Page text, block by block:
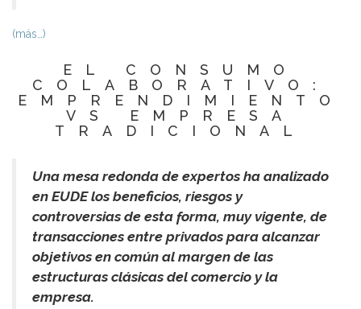
(más…)
EL CONSUMO
COLABORATIVO:
EMPRENDIMIENTO
VS EMPRESA
TRADICIONAL
Una mesa redonda de expertos ha analizado
en EUDE los beneficios, riesgos y
controversias de esta forma, muy vigente, de
transacciones entre privados para alcanzar
objetivos en común al margen de las
estructuras clásicas del comercio y la
empresa.